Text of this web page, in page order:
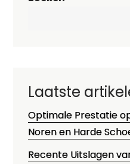
Laatste
Optimale Prestatie
Noren en Harde
Recente Uitslagen